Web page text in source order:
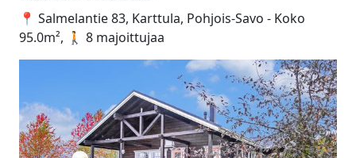
📍 Salmelantie 83, Karttula, Pohjois-Savo - Koko
95.0m², 🚶 8 majoittujaa